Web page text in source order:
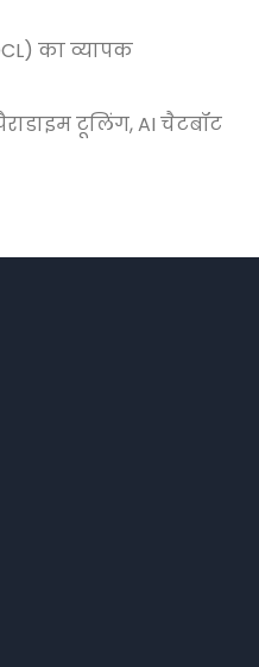
का व्यापक
टूलिंग, AI चैटबॉट